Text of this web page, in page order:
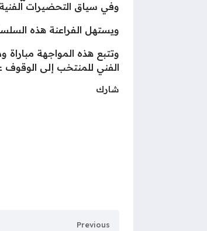
وفي سياق التحضيرات
ويستهل الفراعنة هذه
وتتبع هذه المواجهة مباراة
الفني للمنتخب إلى الوقوف
شارك
Previous